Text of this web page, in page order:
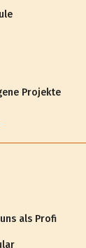
Projekte
als Profi